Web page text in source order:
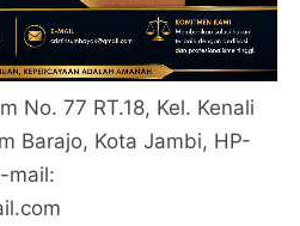
No. 77 RT.18, Kel. Kenali
Barajo, Kota Jambi, HP-
mail: